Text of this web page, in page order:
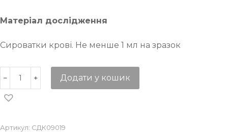
Матеріал дослідження
Сироватки крові. Не менше 1 мл на зразок
Додати у кошик
Артикул: СДК09019